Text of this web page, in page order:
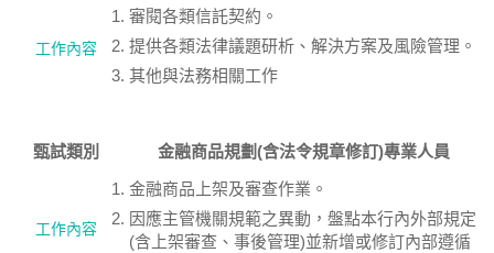
工作內容
審閱各類信託契約。
提供各類法律議題研析、解決方案及風險管理。
其他與法務相關工作
甄試類別 金融商品規劃(含法令規章修訂)專業人員
工作內容
金融商品上架及審查作業。
因應主管機關規範之異動，盤點本行內外部規定
(含上架審查、事後管理)並新增或修訂內部遵循